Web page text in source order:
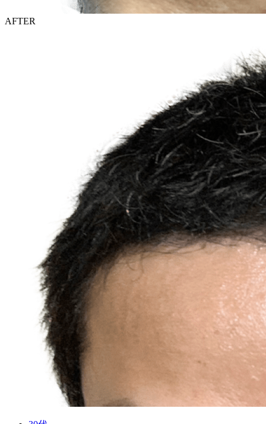
AFTER